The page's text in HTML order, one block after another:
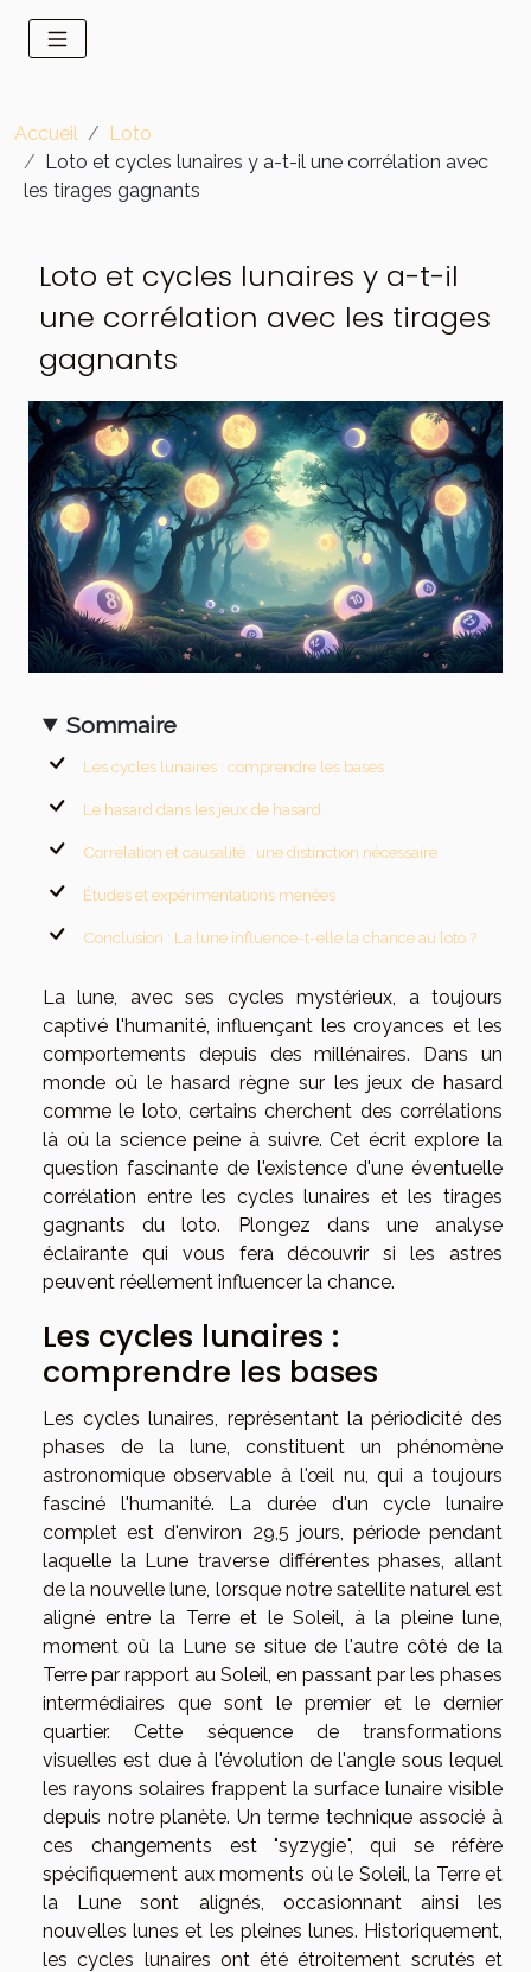
Accueil
Loto
Loto et cycles lunaires y a-t-il une corrélation avec
les tirages gagnants
Loto et cycles lunaires y a-t-il
une corrélation avec les tirages
gagnants
Sommaire
Les cycles lunaires : comprendre les bases
Le hasard dans les jeux de hasard
Corrélation et causalité : une distinction nécessaire
Études et expérimentations menées
Conclusion : La lune influence-t-elle la chance au loto ?
La lune, avec ses cycles mystérieux, a toujours
captivé l'humanité, influençant les croyances et les
comportements depuis des millénaires. Dans un
monde où le hasard règne sur les jeux de hasard
comme le loto, certains cherchent des corrélations
là où la science peine à suivre. Cet écrit explore la
question fascinante de l'existence d'une éventuelle
corrélation entre les cycles lunaires et les tirages
gagnants du loto. Plongez dans une analyse
éclairante qui vous fera découvrir si les astres
peuvent réellement influencer la chance.
Les cycles lunaires :
comprendre les bases
Les cycles lunaires, représentant la périodicité des
phases de la lune, constituent un phénomène
astronomique observable à l'œil nu, qui a toujours
fasciné l'humanité. La durée d'un cycle lunaire
complet est d'environ 29,5 jours, période pendant
laquelle la Lune traverse différentes phases, allant
de la nouvelle lune, lorsque notre satellite naturel est
aligné entre la Terre et le Soleil, à la pleine lune,
moment où la Lune se situe de l'autre côté de la
Terre par rapport au Soleil, en passant par les phases
intermédiaires que sont le premier et le dernier
quartier. Cette séquence de transformations
visuelles est due à l'évolution de l'angle sous lequel
les rayons solaires frappent la surface lunaire visible
depuis notre planète. Un terme technique associé à
ces changements est "syzygie", qui se réfère
spécifiquement aux moments où le Soleil, la Terre et
la Lune sont alignés, occasionnant ainsi les
nouvelles lunes et les pleines lunes. Historiquement,
les cycles lunaires ont été étroitement scrutés et